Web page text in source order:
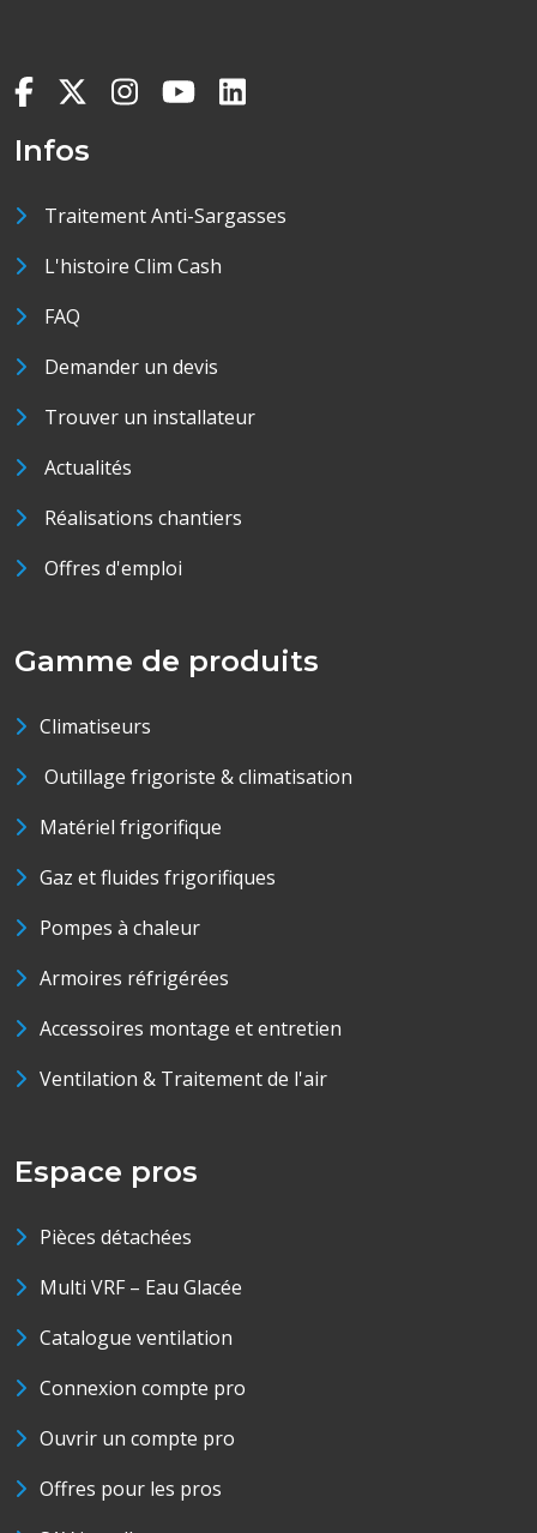
Infos
Traitement Anti-Sargasses
L'histoire Clim Cash
FAQ
Demander un devis
Trouver un installateur
Actualités
Réalisations chantiers
Offres d'emploi
Gamme de produits
Climatiseurs
Outillage frigoriste & climatisation
Matériel frigorifique
Gaz et fluides frigorifiques
Pompes à chaleur
Armoires réfrigérées
Accessoires montage et entretien
Ventilation & Traitement de l'air
Espace pros
Pièces détachées
Multi VRF – Eau Glacée
Catalogue ventilation
Connexion compte pro
Ouvrir un compte pro
Offres pour les pros